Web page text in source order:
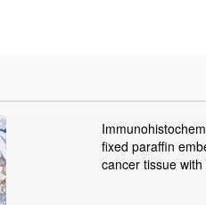
fixed paraffin
cancer tissue